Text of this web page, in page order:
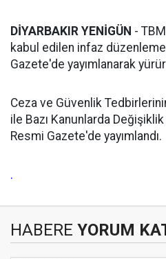
DİYARBAKIR YENİGÜN -
kabul edilen infaz
Gazete'de yayımlanarak
Ceza ve Güvenlik
ile Bazı Kanunlarda Değişiklik
Resmi Gazete'de yayımlandı.
.
HABERE YORUM